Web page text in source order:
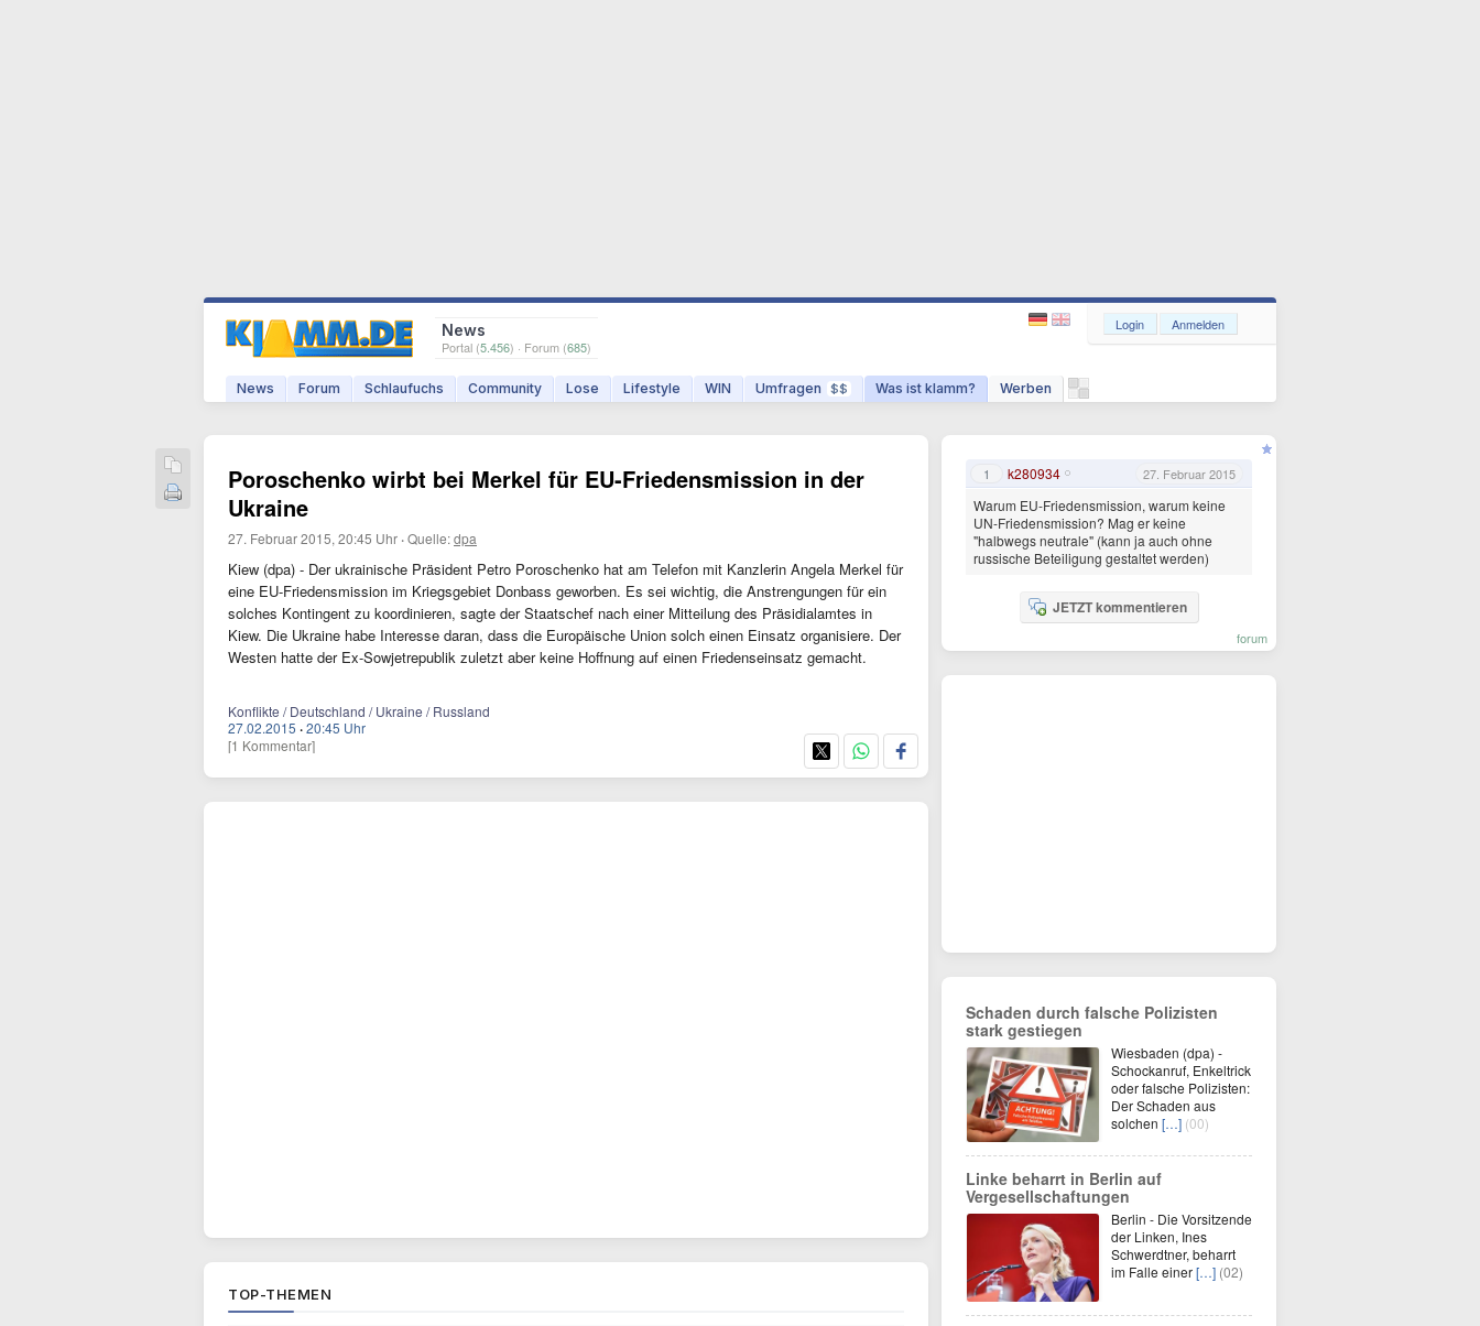
News
Portal (5.456) · Forum (685)
News Forum Schlaufuchs Community Lose Lifestyle WIN Umfragen $$ Was ist klamm? Werben
Login Anmelden
Poroschenko wirbt bei Merkel für EU-Friedensmission in der
Ukraine
27. Februar 2015, 20:45 Uhr ·Quelle:dpa
Kiew (dpa) - Der ukrainische Präsident Petro Poroschenko hat am Telefon mit Kanzlerin Angela Merkel für
eine EU-Friedensmission im Kriegsgebiet Donbass geworben. Es sei wichtig, die Anstrengungen für ein
solches Kontingent zu koordinieren, sagte der Staatschef nach einer Mitteilung des Präsidialamtes in
Kiew. Die Ukraine habe Interesse daran, dass die Europäische Union solch einen Einsatz organisiere. Der
Westen hatte der Ex-Sowjetrepublik zuletzt aber keine Hoffnung auf einen Friedenseinsatz gemacht.
Konflikte / Deutschland / Ukraine / Russland
27.02.2015 ·20:45 Uhr
[1 Kommentar]
TOP-THEMEN
1 k280934 27. Februar 2015
Warum EU-Friedensmission, warum keine
UN-Friedensmission? Mag er keine
"halbwegs neutrale" (kann ja auch ohne
russische Beteiligung gestaltet werden)
JETZT kommentieren
forum
Schaden durch falsche Polizisten
stark gestiegen
Wiesbaden (dpa) -
Schockanruf, Enkeltrick
oder falsche Polizisten:
Der Schaden aus
solchen […] (00)
Linke beharrt in Berlin auf
Vergesellschaftungen
Berlin - Die Vorsitzende
der Linken, Ines
Schwerdtner, beharrt
im Falle einer[…] (02)